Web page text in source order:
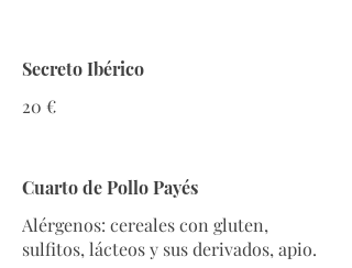
Secreto Ibérico
20 €
Cuarto de Pollo Payés
Alérgenos: cereales con gluten,
sulfitos, lácteos y sus derivados, apio.